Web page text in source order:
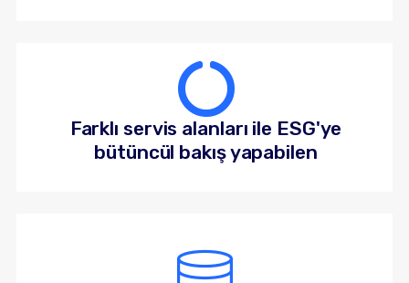
Farklı servis alanları ile ESG'ye
bütüncül bakış yapabilen